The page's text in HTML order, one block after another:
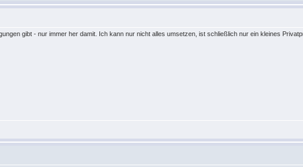
gibt - nur immer her damit. Ich kann nur nicht alles umsetzen, ist schließlich nur ein kleines